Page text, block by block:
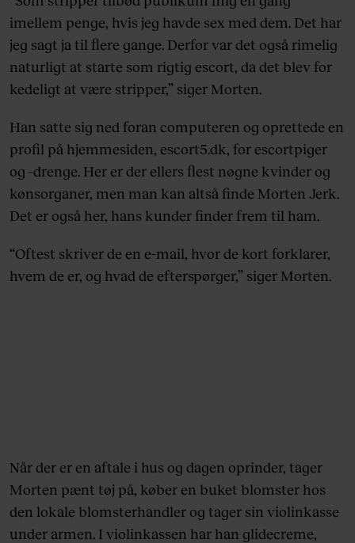
imellem penge, hvis jeg havde sex med dem. Det har
jeg sagt ja til flere gange. Derfor var det også rimelig
naturligt at starte som rigtig escort, da det blev for
kedeligt at være stripper,” siger Morten.
Han satte sig ned foran computeren og oprettede en
profil på hjemmesiden, escort5.dk, for escortpiger
og -drenge. Her er der ellers flest nøgne kvinder og
kønsorganer, men man kan altså finde Morten Jerk.
Det er også her, hans kunder finder frem til ham.
“Oftest skriver de en e-mail, hvor de kort forklarer,
hvem de er, og hvad de efterspørger,” siger Morten.
Når der er en aftale i hus og dagen oprinder, tager
Morten pænt tøj på, køber en buket blomster hos
den lokale blomsterhandler og tager sin violinkasse
under armen. I violinkassen har han glidecreme,